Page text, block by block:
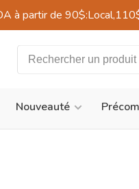
à partir de
Nouveauté